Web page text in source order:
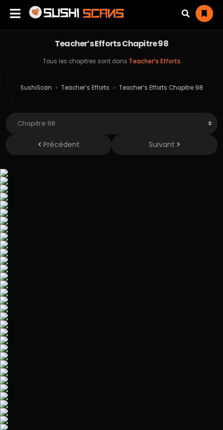
Teacher’s Efforts Chapitre 98
Tous les chapitres sont dans Teacher’s Efforts
SushiScan › Teacher’s Efforts › Teacher’s Efforts Chapitre 98
Précédent Suivant